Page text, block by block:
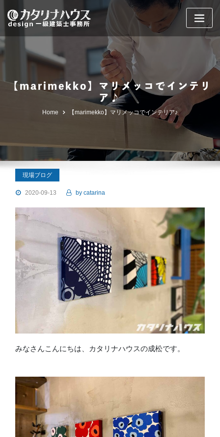
content
【marimekko】マリメッコでインテリ
ア♪
Home 【marimekko】マリメッコでインテリア♪
現場ブログ
2020-09-13 by catarina
みなさんこんにちは、カタリナハウスの成松です。